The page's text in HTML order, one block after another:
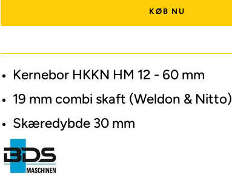
KØB NU
Kernebor HKKN HM 12 - 60 mm
19 mm combi skaft (Weldon & Nitto)
Skæredybde 30 mm